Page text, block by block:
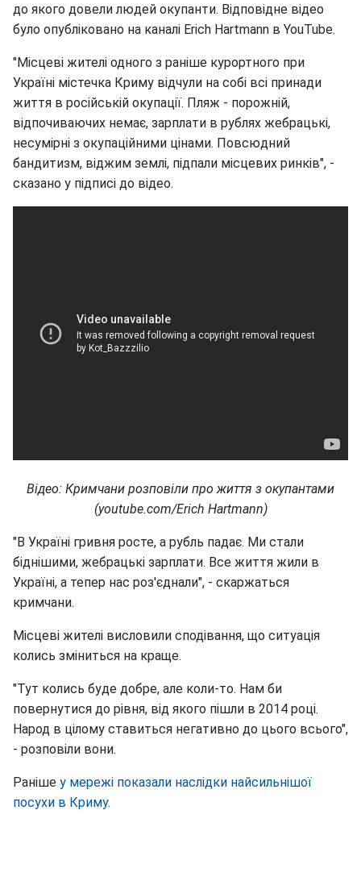
до якого довели людей окупанти. Відповідне відео
було опубліковано на каналі Erich Hartmann в YouTube.
"Місцеві жителі одного з раніше курортного при
Україні містечка Криму відчули на собі всі принади
життя в російській окупації. Пляж - порожній,
відпочиваючих немає, зарплати в рублях жебрацькі,
несумірні з окупаційними цінами. Повсюдний
бандитизм, віджим землі, підпали місцевих ринків", -
сказано у підписі до відео.
Відео: Кримчани розповіли про життя з окупантами
(youtube.com/Erich Hartmann)
"В Україні гривня росте, а рубль падає. Ми стали
біднішими, жебрацькі зарплати. Все життя жили в
Україні, а тепер нас роз'єднали", - скаржаться
кримчани.
Місцеві жителі висловили сподівання, що ситуація
колись зміниться на краще.
"Тут колись буде добре, але коли-то. Нам би
повернутися до рівня, від якого пішли в 2014 році.
Народ в цілому ставиться негативно до цього всього",
- розповіли вони.
Раніше у мережі показали наслідки найсильнішої
посухи в Криму.